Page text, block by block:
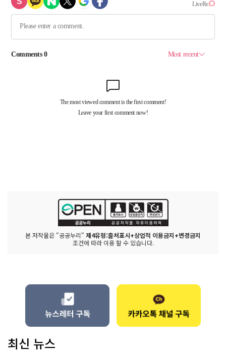
본 저작물은 "공공누리" 제4유형:출처표시+상업적 이용금지+변경금지
조건에 따라 이용 할 수 있습니다.
최신 뉴스